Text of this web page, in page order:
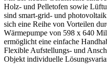
Holz- und Pelletofen sowie
sind smart-grid- und
sich eine Reihe von Vorteilen
Wärmepumpe von 598 x 640
ermöglicht eine einfache
Flexible Aufstellungs- und
Objekt individuelle